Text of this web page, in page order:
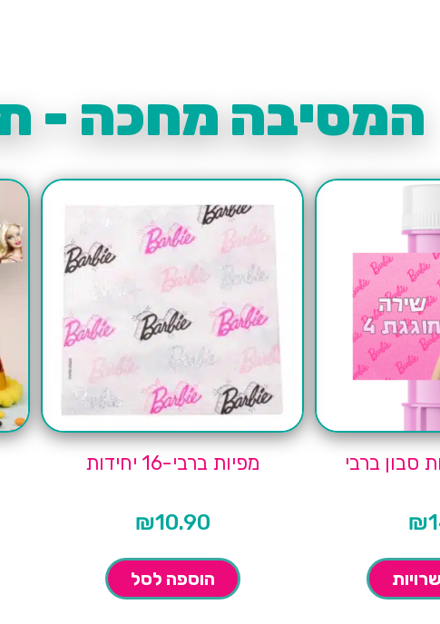
המסיבה מחכה -
סבון ברבי
₪
מפיות ברבי-16 יחידות
₪10.90
הוספה לסל